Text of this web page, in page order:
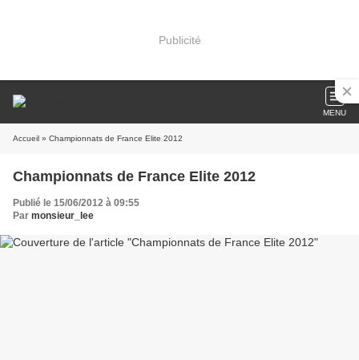
Publicité
MENU
Accueil » Championnats de France Elite 2012
Championnats de France Elite 2012
Publié le 15/06/2012 à 09:55
Par monsieur_lee